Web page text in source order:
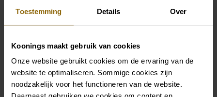
Toestemming Details Over
Koonings maakt gebruik van cookies
Onze website gebruikt cookies om de ervaring van de
website te optimaliseren. Sommige cookies zijn
noodzakelijk voor het functioneren van de website.
Silhouette
A-Linie, Geschmeidig
Ärmel
Riemen
Verfügbarkeit pro Geschäft